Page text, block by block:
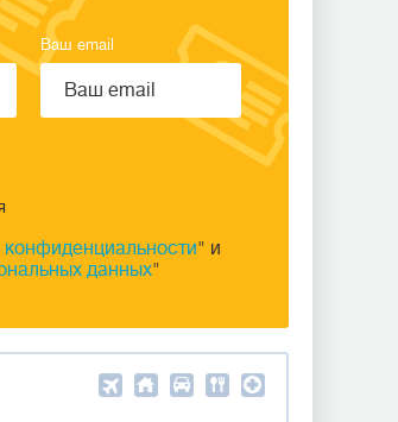
Ваш email
конфиденциальности" и
данных"